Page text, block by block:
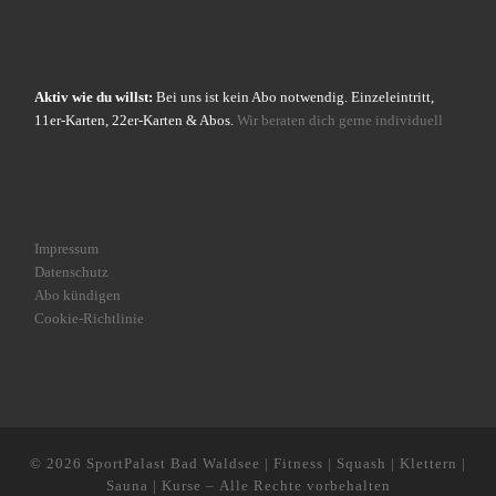
Aktiv wie du willst: Bei uns ist kein Abo notwendig. Einzeleintritt,
11er-Karten, 22er-Karten & Abos. Wir beraten dich gerne individuell
Impressum
Datenschutz
Abo kündigen
Cookie-Richtlinie
© 2026 SportPalast Bad Waldsee | Fitness | Squash | Klettern |
Sauna | Kurse – Alle Rechte vorbehalten